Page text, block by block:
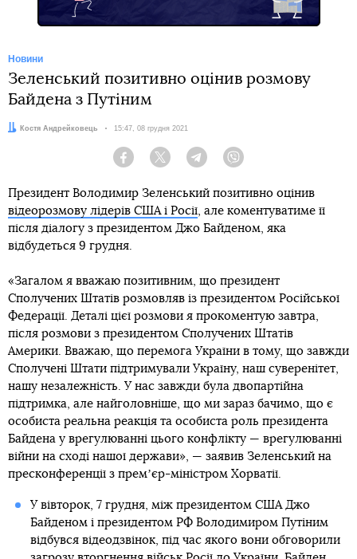
Новини
Зеленський позитивно оцінив розмову
Байдена з Путіним
Автор:Костя Андрейковець Дата:
15:47, 08 грудня 2021
Facebook Twitter Telegram
Президент Володимир Зеленський позитивно оцінив
відеорозмову лідерів США і Росії, але коментуватиме її
після діалогу з президентом Джо Байденом, яка
відбудеться 9 грудня.
«Загалом я вважаю позитивним, що президент
Сполучених Штатів розмовляв із президентом Російської
Федерації. Деталі цієї розмови я прокоментую завтра,
після розмови з президентом Сполучених Штатів
Америки. Вважаю, що перемога України в тому, що завжди
Сполучені Штати підтримували Україну, наш суверенітет,
нашу незалежність. У нас завжди була двопартійна
підтримка, але найголовніше, що ми зараз бачимо, що є
особиста реальна реакція та особиста роль президента
Байдена у врегулюванні цього конфлікту — врегулюванні
війни на сході нашої держави», — заявив Зеленський на
пресконференції з премʼєр-міністром Хорватії.
У вівторок, 7 грудня, між президентом США Джо
Байденом і президентом РФ Володимиром Путіним
відбувся відеодзвінок, під час якого вони обговорили